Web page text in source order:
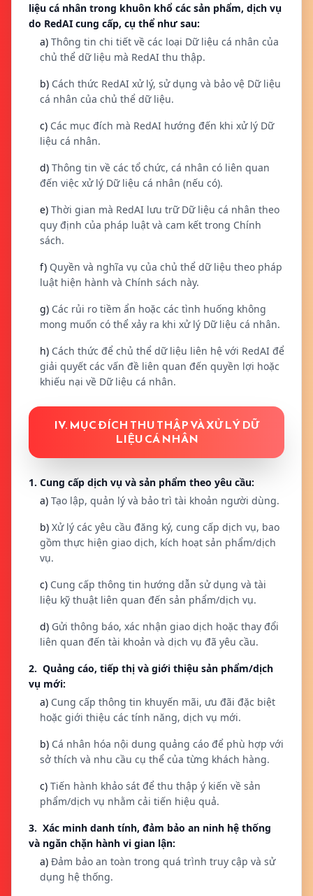
liệu cá nhân trong khuôn khổ các sản phẩm, dịch vụ
do RedAI cung cấp, cụ thể như sau:
a) Thông tin chi tiết về các loại Dữ liệu cá nhân của
chủ thể dữ liệu mà RedAI thu thập.
b) Cách thức RedAI xử lý, sử dụng và bảo vệ Dữ liệu
cá nhân của chủ thể dữ liệu.
c) Các mục đích mà RedAI hướng đến khi xử lý Dữ
liệu cá nhân.
d) Thông tin về các tổ chức, cá nhân có liên quan
đến việc xử lý Dữ liệu cá nhân (nếu có).
e) Thời gian mà RedAI lưu trữ Dữ liệu cá nhân theo
quy định của pháp luật và cam kết trong Chính
sách.
f) Quyền và nghĩa vụ của chủ thể dữ liệu theo pháp
luật hiện hành và Chính sách này.
g) Các rủi ro tiềm ẩn hoặc các tình huống không
mong muốn có thể xảy ra khi xử lý Dữ liệu cá nhân.
h) Cách thức để chủ thể dữ liệu liên hệ với RedAI để
giải quyết các vấn đề liên quan đến quyền lợi hoặc
khiếu nại về Dữ liệu cá nhân.
IV. MỤC ĐÍCH THU THẬP VÀ XỬ LÝ DỮ
LIỆU CÁ NHÂN
1. Cung cấp dịch vụ và sản phẩm theo yêu cầu:
a) Tạo lập, quản lý và bảo trì tài khoản người dùng.
b) Xử lý các yêu cầu đăng ký, cung cấp dịch vụ, bao
gồm thực hiện giao dịch, kích hoạt sản phẩm/dịch
vụ.
c) Cung cấp thông tin hướng dẫn sử dụng và tài
liệu kỹ thuật liên quan đến sản phẩm/dịch vụ.
d) Gửi thông báo, xác nhận giao dịch hoặc thay đổi
liên quan đến tài khoản và dịch vụ đã yêu cầu.
2. Quảng cáo, tiếp thị và giới thiệu sản phẩm/dịch
vụ mới:
a) Cung cấp thông tin khuyến mãi, ưu đãi đặc biệt
hoặc giới thiệu các tính năng, dịch vụ mới.
b) Cá nhân hóa nội dung quảng cáo để phù hợp với
sở thích và nhu cầu cụ thể của từng khách hàng.
c) Tiến hành khảo sát để thu thập ý kiến về sản
phẩm/dịch vụ nhằm cải tiến hiệu quả.
3. Xác minh danh tính, đảm bảo an ninh hệ thống
và ngăn chặn hành vi gian lận:
a) Đảm bảo an toàn trong quá trình truy cập và sử
dụng hệ thống.